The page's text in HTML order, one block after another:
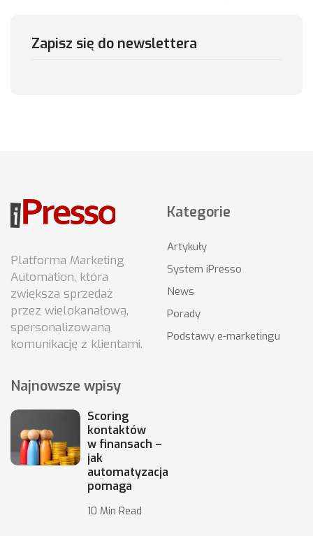
Zapisz się do newslettera
Platforma Marketing
Automation, która
zwiększa sprzedaż
przez wielokanałową,
spersonalizowaną
komunikację z klientami.
Kategorie
Artykuły
System iPresso
News
Porady
Podstawy e-marketingu
Najnowsze wpisy
Scoring
kontaktów
w finansach –
jak
automatyzacja
pomaga
10 Min Read